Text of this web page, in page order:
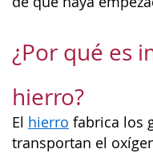
¿Por qué es
hierro?
El hierro fabrica los
transportan el